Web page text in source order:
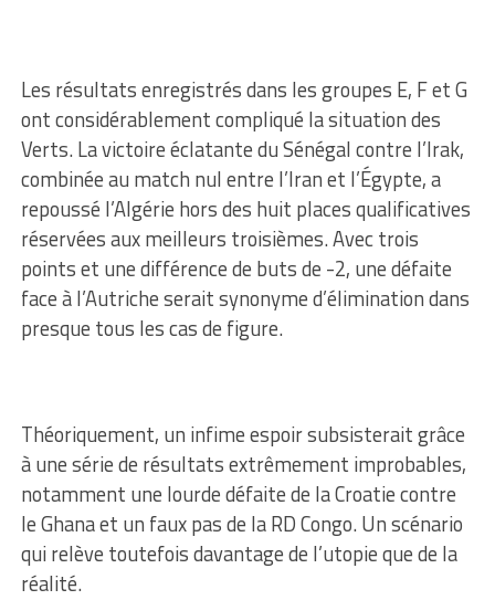
Les résultats enregistrés dans les groupes E, F et G
ont considérablement compliqué la situation des
Verts. La victoire éclatante du Sénégal contre l’Irak,
combinée au match nul entre l’Iran et l’Égypte, a
repoussé l’Algérie hors des huit places qualificatives
réservées aux meilleurs troisièmes. Avec trois
points et une différence de buts de -2, une défaite
face à l’Autriche serait synonyme d’élimination dans
presque tous les cas de figure.
Théoriquement, un infime espoir subsisterait grâce
à une série de résultats extrêmement improbables,
notamment une lourde défaite de la Croatie contre
le Ghana et un faux pas de la RD Congo. Un scénario
qui relève toutefois davantage de l’utopie que de la
réalité.